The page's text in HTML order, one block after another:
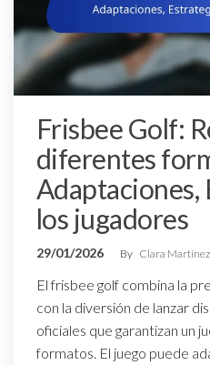
Frisbee Golf:
diferentes
Adaptaciones,
los jugadores
29/01/2026 By Clara Martínez
El frisbee golf combina la
con la diversión de lanzar
oficiales que garantizan un
formatos. El juego puede